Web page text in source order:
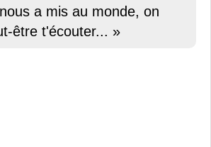
a mis au monde, on
être t'écouter... »